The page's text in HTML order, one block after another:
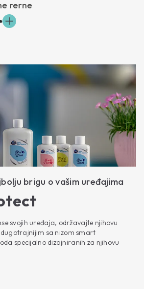
rerne
brigu o vašim uređajima
svojih uređaja, održavajte njihovu
sa nizom smart
specijalno dizajniranih za njihovu